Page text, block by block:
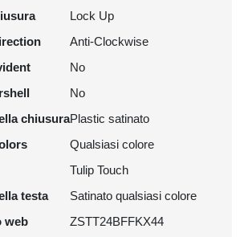
Lock Up
Anti-Clockwise
No
No
chiusuraPlastic satinato
Qualsiasi colore
Tulip Touch
testa
Satinato qualsiasi colore
web
ZSTT24BFFKX44